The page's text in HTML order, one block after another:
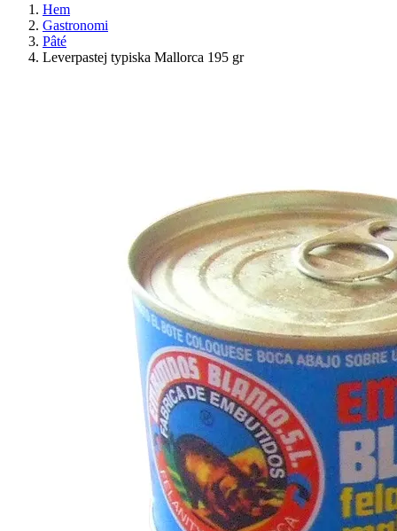
Hem
Gastronomi
Pâté
Leverpastej typiska Mallorca 195 gr